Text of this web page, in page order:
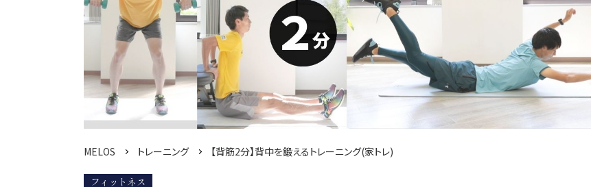
MELOS トレーニング 【背筋2分】背中を鍛えるトレーニング(家トレ)
フィットネス